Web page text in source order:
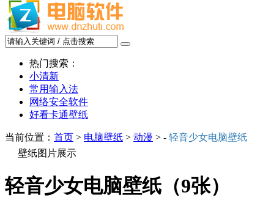
热门搜索：
小清新
常用输入法
网络安全软件
好看卡通壁纸
当前位置： 首页 > 电脑壁纸 > 动漫 > - 轻音少女电脑壁纸
壁纸图片展示
轻音少女电脑壁纸（9张）